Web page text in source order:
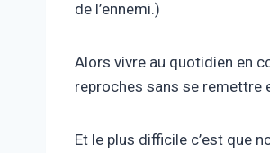
de l’ennemi.)
Alors vivre au quotidien en
reproches sans se remettre
Et le plus difficile c’est que